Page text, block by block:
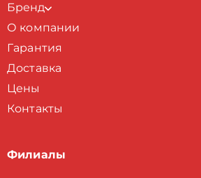
Бренд
О компании
Гарантия
Доставка
Цены
Контакты
Филиалы